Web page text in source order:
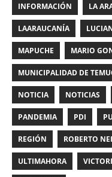
INFORMACIÓN LA
LAARAUCANÍA
MAPUCHE MARIO
MUNICIPALIDAD DE
NOTICIA NOTICIAS
PANDEMIA PDI
REGIÓN ROBERTO
ULTIMAHORA